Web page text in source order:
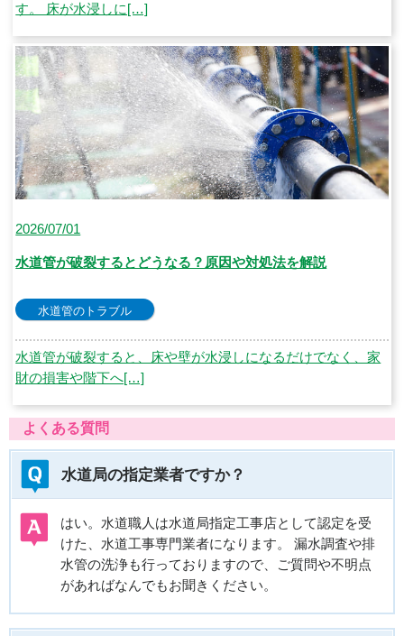
す。 床が水浸しに[…]
2026/07/01
水道管が破裂するとどうなる？原因や対処法を解説
水道管のトラブル
水道管が破裂すると、床や壁が水浸しになるだけでなく、家
財の損害や階下へ[…]
よくある質問
水道局の指定業者ですか？
はい。水道職人は水道局指定工事店として認定を受
けた、水道工事専門業者になります。 漏水調査や排
水管の洗浄も行っておりますので、ご質問や不明点
があればなんでもお聞きください。